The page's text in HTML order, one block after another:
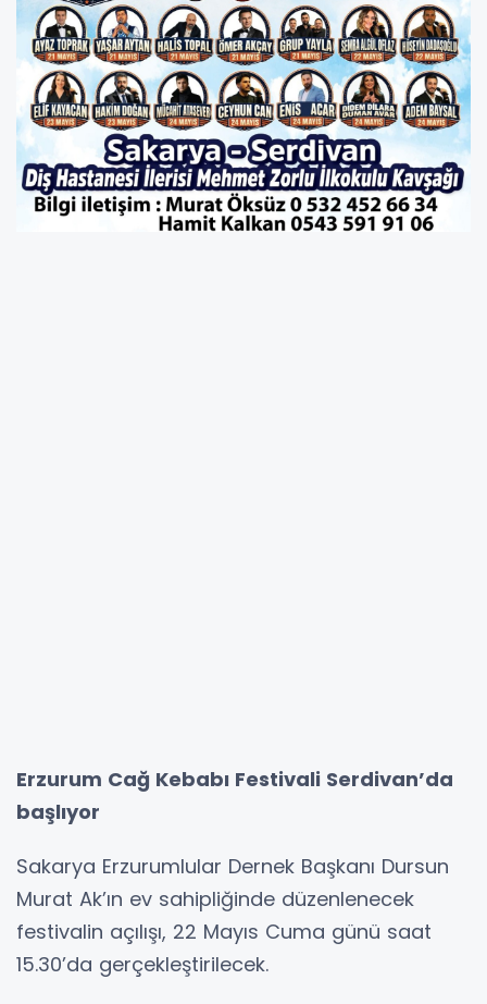
Erzurum Cağ Kebabı Festivali Serdivan’da
başlıyor
Sakarya Erzurumlular Dernek Başkanı Dursun
Murat Ak’ın ev sahipliğinde düzenlenecek
festivalin açılışı, 22 Mayıs Cuma günü saat
15.30’da gerçekleştirilecek.